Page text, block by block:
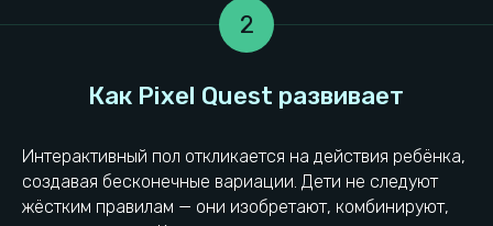
2
Интерактивный пол откликается на действия ребёнка,
создавая бесконечные вариации. Дети не следуют
жёстким правилам — они изобретают, комбинируют,
Наблюдения психологов